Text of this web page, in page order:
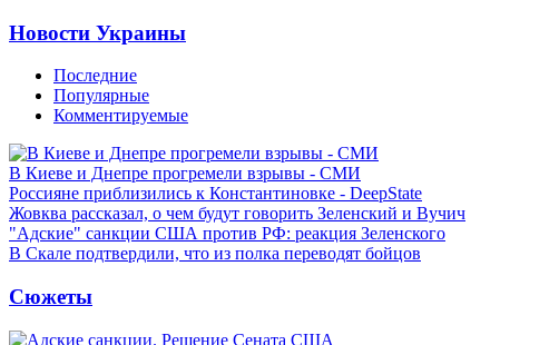
Новости Украины
Последние
Популярные
Комментируемые
В Киеве и Днепре прогремели взрывы - СМИ
Россияне приблизились к Константиновке - DeepState
Жовква рассказал, о чем будут говорить Зеленский и Вучич
"Адские" санкции США против РФ: реакция Зеленского
В Скале подтвердили, что из полка переводят бойцов
Сюжеты